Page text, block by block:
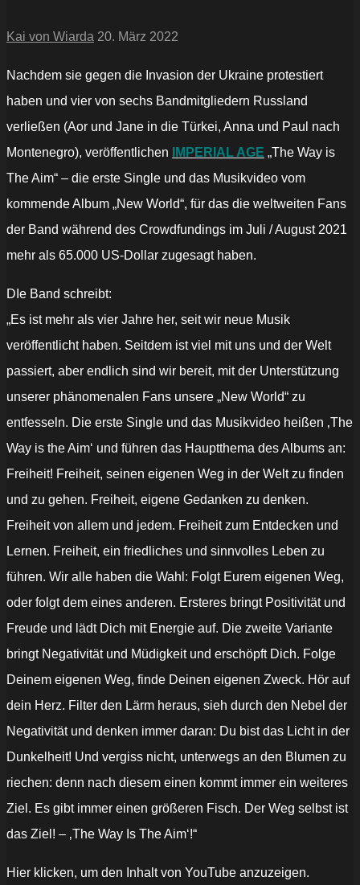
Kai von Wiarda 20. März 2022
Nachdem sie gegen die Invasion der Ukraine protestiert
haben und vier von sechs Bandmitgliedern Russland
verließen (Aor und Jane in die Türkei, Anna und Paul nach
Montenegro), veröffentlichen
IMPERIAL AGE „The Way is
The Aim“ – die erste Single und das Musikvideo vom
kommende Album „New World“, für das die weltweiten Fans
der Band während des Crowdfundings im Juli / August 2021
mehr als 65.000 US-Dollar zugesagt haben.
DIe Band schreibt:
„Es ist mehr als vier Jahre her, seit wir neue Musik
veröffentlicht haben. Seitdem ist viel mit uns und der Welt
passiert, aber endlich sind wir bereit, mit der Unterstützung
unserer phänomenalen Fans unsere „New World“ zu
entfesseln. Die erste Single und das Musikvideo heißen ‚The
Way is the Aim‘ und führen das Hauptthema des Albums an:
Freiheit! Freiheit, seinen eigenen Weg in der Welt zu finden
und zu gehen. Freiheit, eigene Gedanken zu denken.
Freiheit von allem und jedem. Freiheit zum Entdecken und
Lernen. Freiheit, ein friedliches und sinnvolles Leben zu
führen. Wir alle haben die Wahl: Folgt Eurem eigenen Weg,
oder folgt dem eines anderen. Ersteres bringt Positivität und
Freude und lädt Dich mit Energie auf. Die zweite Variante
bringt Negativität und Müdigkeit und erschöpft Dich. Folge
Deinem eigenen Weg, finde Deinen eigenen Zweck. Hör auf
dein Herz. Filter den Lärm heraus, sieh durch den Nebel der
Negativität und denken immer daran: Du bist das Licht in der
Dunkelheit! Und vergiss nicht, unterwegs an den Blumen zu
riechen: denn nach diesem einen kommt immer ein weiteres
Ziel. Es gibt immer einen größeren Fisch. Der Weg selbst ist
das Ziel! – ‚The Way Is The Aim‘!“
„IMPERIAL
AGE
Hier klicken, um den Inhalt von YouTube anzuzeigen.